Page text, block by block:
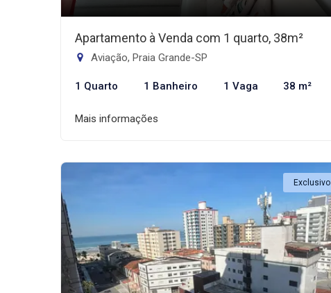
Apartamento à Venda com 1 quarto, 38m²
Aviação, Praia Grande-SP
1 Quarto 1 Banheiro 1 Vaga 38 m²
Mais informações
Exclusivo